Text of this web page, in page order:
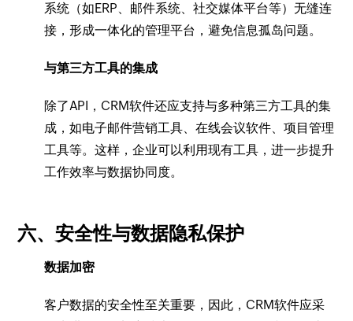
系统（如ERP、邮件系统、社交媒体平台等）无缝连
接，形成一体化的管理平台，避免信息孤岛问题。
与第三方工具的集成
除了API，CRM软件还应支持与多种第三方工具的集
成，如电子邮件营销工具、在线会议软件、项目管理
工具等。这样，企业可以利用现有工具，进一步提升
工作效率与数据协同度。
六、安全性与数据隐私保护
数据加密
客户数据的安全性至关重要，因此，CRM软件应采